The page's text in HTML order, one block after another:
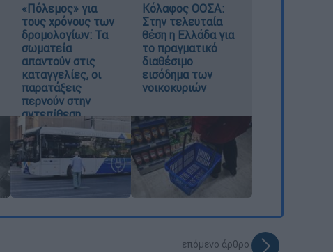
«Πόλεμος» για
τους χρόνους των
δρομολογίων: Τα
σωματεία
απαντούν στις
καταγγελίες, οι
παρατάξεις
περνούν στην
αντεπίθεση
Κόλαφος ΟΟΣΑ:
Στην τελευταία
θέση η Ελλάδα για
το πραγματικό
διαθέσιμο
εισόδημα των
νοικοκυριών
επόμενο άρθρο